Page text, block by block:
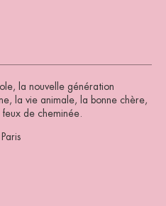
la nouvelle génération
la vie animale, la bonne chère,
de cheminée.